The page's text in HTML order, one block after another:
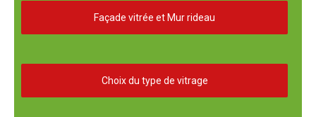
Façade vitrée et Mur rideau
Choix du type de vitrage